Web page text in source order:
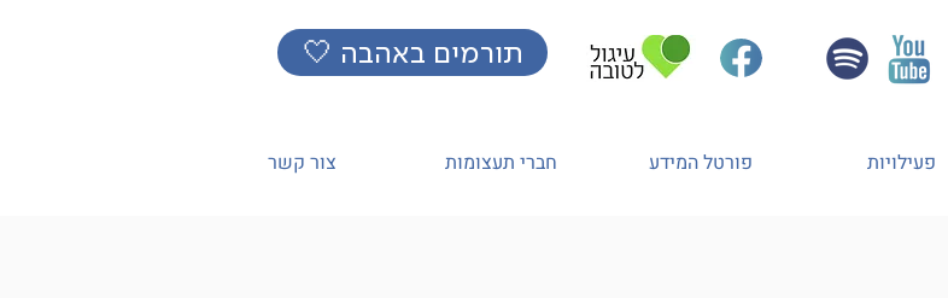
🤍 תורמים באהבה
פעילויות פורטל המידע חברי תעצומות צור קשר